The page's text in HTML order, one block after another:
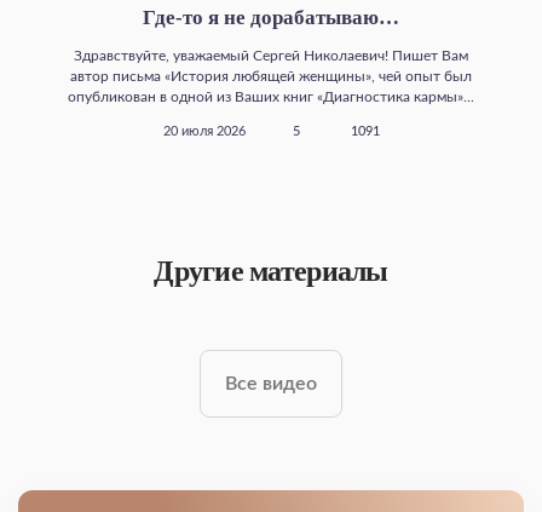
Где‑то я не дорабатываю…
Здравствуйте, уважаемый Сергей Николаевич! Пишет Вам
автор письма «История любящей женщины», чей опыт был
опубликован в одной из Ваших книг «Диагностика кармы»...
20 июля 2026 5 1091
Другие материалы
Все видео